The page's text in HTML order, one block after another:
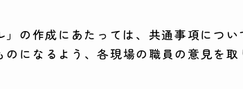
の作成にあたっては、共通事項につい
になるよう、各現場の職員の意見を取